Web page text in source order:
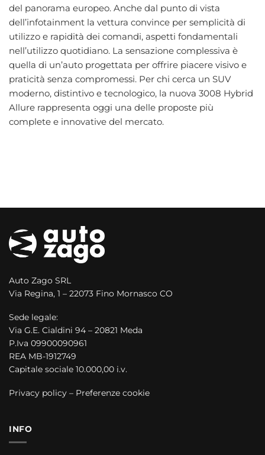
del panorama europeo. Anche dal punto di vista
dell’infotainment la vettura convince per semplicità di
utilizzo e rapidità dei comandi, aspetti fondamentali
nell’utilizzo quotidiano. La sensazione complessiva è
quella di un’auto progettata per offrire piacere visivo e
praticità senza compromessi. Per chi cerca un SUV
moderno, distintivo e tecnologico, la nuova 3008 Hybrid
Allure rappresenta oggi una delle proposte più
complete e innovative del mercato.
Auto Zago SRL
Via Regina, 1 – 22073 Fino Mornasco CO
Sede legale:
Via G.E. Cialdini 94 – 20821 Meda
P.Iva 09900090961
REA MB-1912749
Capitale sociale 10.000,00 i.v.
Privacy policy – Preferenze cookie
INFO